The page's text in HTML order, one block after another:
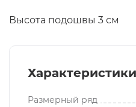
Высота подошвы 3 см
Характеристики
Размерный ряд